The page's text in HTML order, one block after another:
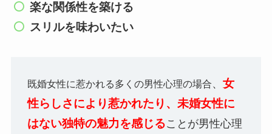
楽な関係性を築ける
スリルを味わいたい
既婚女性に惹かれる多くの男性心理の場合、 女
性らしさにより惹かれたり、未婚女性に
はない独特の魅力を感じることが男性心理